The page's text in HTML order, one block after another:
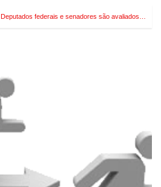
Deputados federais e senadores são avaliados…